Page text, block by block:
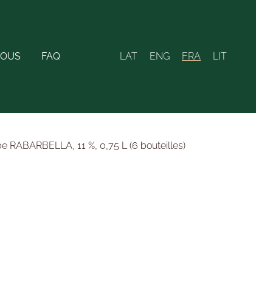
FAQ LAT ENG FRA LIT
RABARBELLA, 11 %, 0,75 L (6 bouteilles)